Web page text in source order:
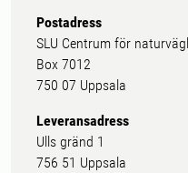
Postadress
SLU Centrum för
Box 7012
750 07 Uppsala
Leveransadress
Ulls gränd 1
756 51 Uppsala